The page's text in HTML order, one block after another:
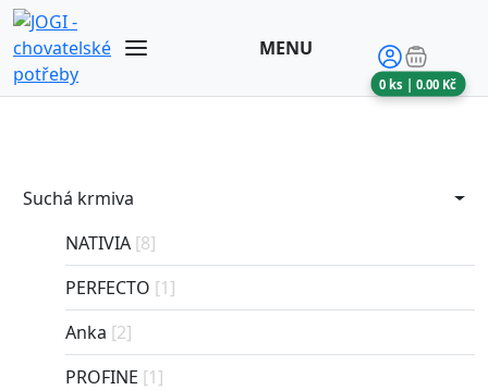
MENU
0 ks |0.00 Kč
Suchá krmiva
NATIVIA [8]
PERFECTO [1]
Anka [2]
PROFINE [1]